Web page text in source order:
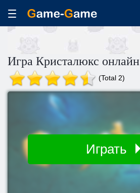
Игра Кристалюкс онлайн
(Total 2)
Играть